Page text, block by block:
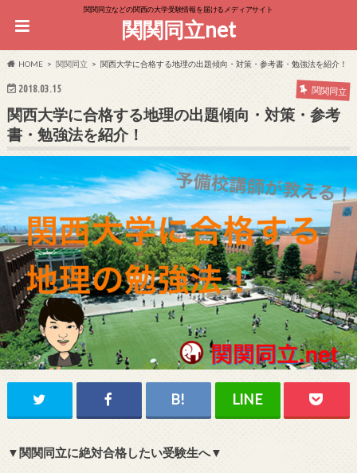
関関同立などの関西の大学受験情報を届けるメディアサイト
関関同立net
HOME 関関同立 関西大学に合格する地理の出題傾向・対策・参考書・勉強法を紹介！
2018.03.15 関関同立
関西大学に合格する地理の出題傾向・対策・参考
書・勉強法を紹介！
▼関関同立に絶対合格したい受験生へ▼